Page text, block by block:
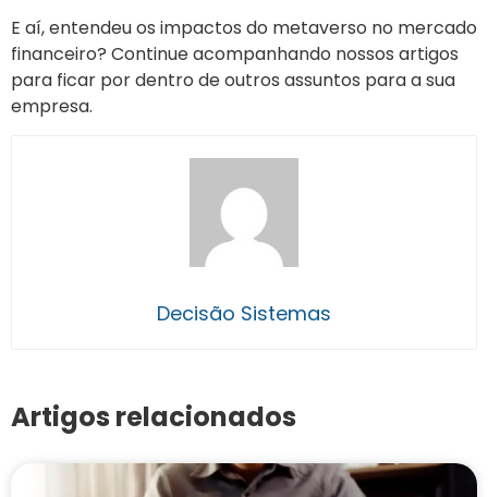
E aí, entendeu os impactos do metaverso no mercado
financeiro? Continue acompanhando nossos artigos
para ficar por dentro de outros assuntos para a sua
empresa.
Decisão Sistemas
Artigos relacionados